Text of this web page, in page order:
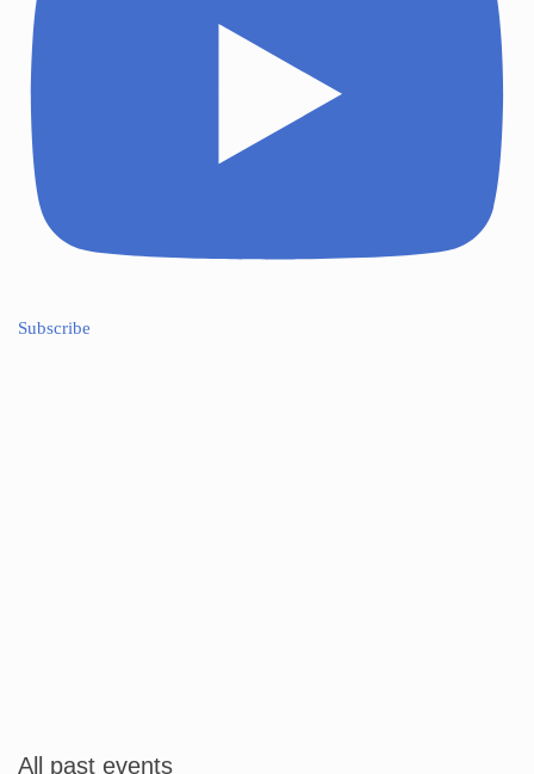
Subscribe
All past events